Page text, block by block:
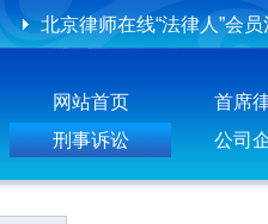
北京律师在线“法律人”会
北京律师在线聘请律师须知
网站首页 首席
刑事诉讼
公司